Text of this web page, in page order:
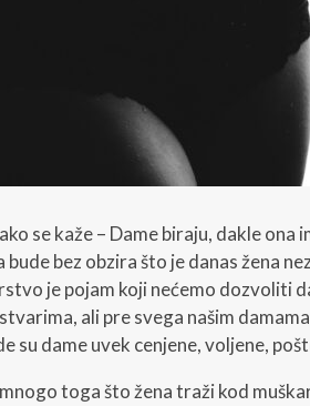
se kaže – Dame biraju, dakle
bude bez obzira što je danas žena
je pojam koji nećemo dozvoliti
ali pre svega našim
su dame uvek cenjene, voljene,
toga što žena traži kod